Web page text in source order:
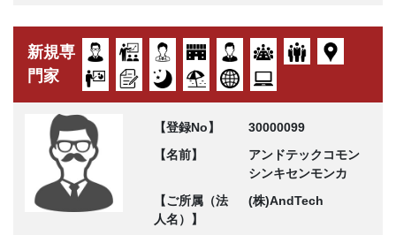
新規専
門家
【登録No】
30000099
【名前】
アンドテックコモン
シンキセンモンカ
【ご所属（法
人名）】
(株)AndTech